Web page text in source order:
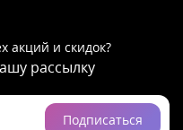
акций и скидок?
рассылку
Подписаться